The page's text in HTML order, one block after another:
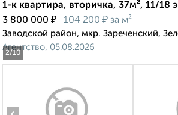
2/10
1-к квартира, вторичка, 37м², 11/18
3 800 000 ₽ 104 200 ₽ за м²
Заводской район, мкр. Зареченский,
Агентство, 05.08.2026